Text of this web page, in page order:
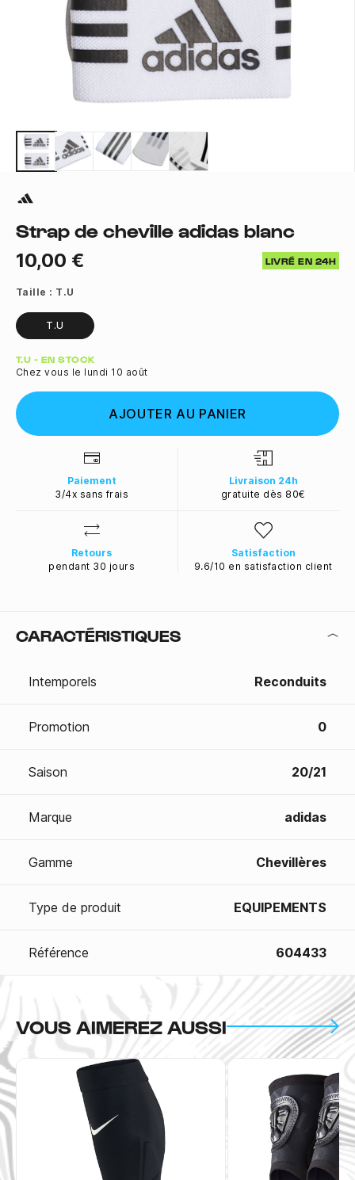
Strap de cheville adidas blanc
10,00 € LIVRÉ EN 24H
Taille : T.U
T.U
Quantité
T.U - EN STOCK
Chez vous le lundi 10 août
AJOUTER AU PANIER
Paiement
3/4x sans frais
Livraison 24h
gratuite dès 80€
Retours
pendant 30 jours
Satisfaction
9.6/10 en satisfaction client
CARACTÉRISTIQUES
Intemporels Reconduits
Promotion 0
Saison 20/21
Marque adidas
Gamme Chevillères
Type de produit EQUIPEMENTS
Référence 604433
VOUS AIMEREZ AUSSI